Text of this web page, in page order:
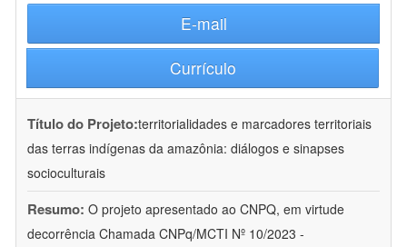
E-mail
Currículo
Título do Projeto:territorialidades e marcadores territoriais
das terras indígenas da amazônia: diálogos e sinapses
socioculturais
Resumo: O projeto apresentado ao CNPQ, em virtude
decorrência Chamada CNPq/MCTI Nº 10/2023 -